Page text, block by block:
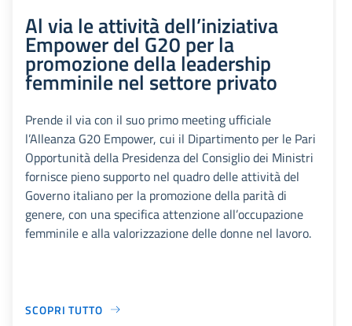
Al via le attività dell’iniziativa
Empower del G20 per la
promozione della leadership
femminile nel settore privato
Prende il via con il suo primo meeting ufficiale
l’Alleanza G20 Empower, cui il Dipartimento per le Pari
Opportunità della Presidenza del Consiglio dei Ministri
fornisce pieno supporto nel quadro delle attività del
Governo italiano per la promozione della parità di
genere, con una specifica attenzione all’occupazione
femminile e alla valorizzazione delle donne nel lavoro.
SCOPRI TUTTO